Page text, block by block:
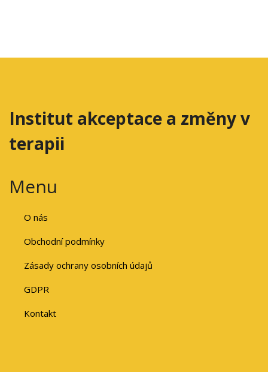
Institut akceptace a změny v
terapii
Menu
O nás
Obchodní podmínky
Zásady ochrany osobních údajů
GDPR
Kontakt